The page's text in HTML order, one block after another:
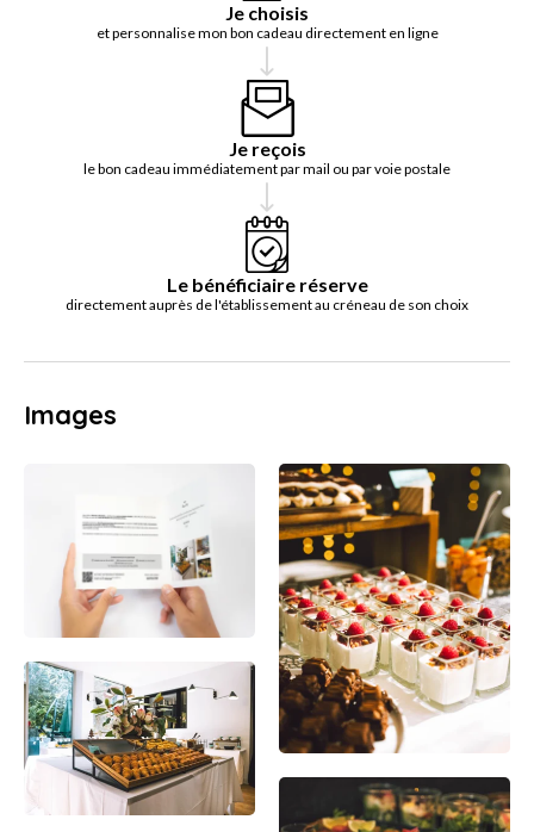
Je choisis
et personnalise mon bon cadeau directement en ligne
Je reçois
le bon cadeau immédiatement par mail ou par voie postale
Le bénéficiaire réserve
directement auprès de l'établissement au créneau de son choix
Images